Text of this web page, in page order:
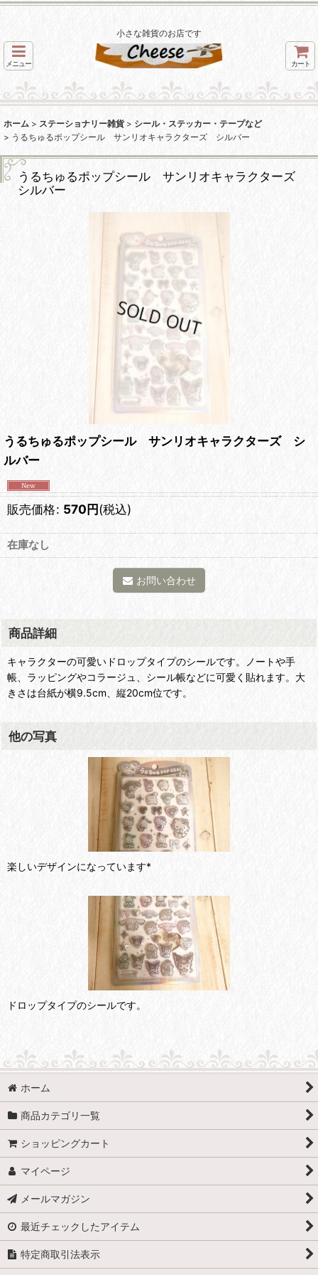
小さな雑貨のお店です
メニュー カート
ホーム > ステーショナリー雑貨 > シール・ステッカー・テープなど
> うるちゅるポップシール サンリオキャラクターズ シルバー
うるちゅるポップシール サンリオキャラクターズ
シルバー
うるちゅるポップシール サンリオキャラクターズ シ
ルバー
販売価格: 570円(税込)
在庫なし
お問い合わせ
商品詳細
キャラクターの可愛いドロップタイプのシールです。ノートや手
帳、ラッピングやコラージュ、シール帳などに可愛く貼れます。大
きさは台紙が横9.5cm、縦20cm位です。
他の写真
楽しいデザインになっています*
ドロップタイプのシールです。
ホーム
商品カテゴリ一覧
ショッピングカート
マイページ
メールマガジン
最近チェックしたアイテム
特定商取引法表示